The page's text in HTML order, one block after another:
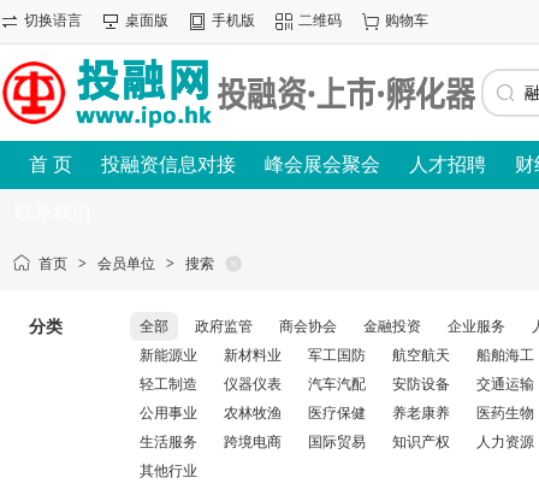
切换语言 桌面版 手机版 二维码 购物车
首 页 投融资信息对接 峰会展会聚会 人才招聘 财
首页 > 会员单位 > 搜索
分类 全部 政府监管 商会协会 金融投资 企业服务
新能源业
新材料业 军工国防 航空航天
船舶海工
轻工制造
仪器仪表 汽车汽配 安防设备
交通运输
公用事业
农林牧渔 医疗保健 养老康养
医药生物
生活服务
跨境电商 国际贸易 知识产权
人力资源
其他行业